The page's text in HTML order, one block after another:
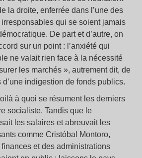
la droite, enferrée dans l’une des
qui se soient jamais
De part et d’autre, on
sur un point : l’anxiété qui
ne valait rien face à la nécessité
les marchés », autrement dit, de
indigestion de fonds publics.
à quoi se résument les derniers
socialiste. Tandis que le
les salaires et abreuvait les
comme Cristóbal Montoro,
finances et des administrations